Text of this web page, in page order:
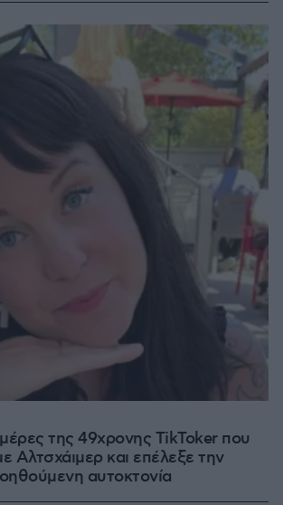
μέρες της 49χρονης TikToker που
Αλτσχάιμερ και επέλεξε την
αυτοκτονία